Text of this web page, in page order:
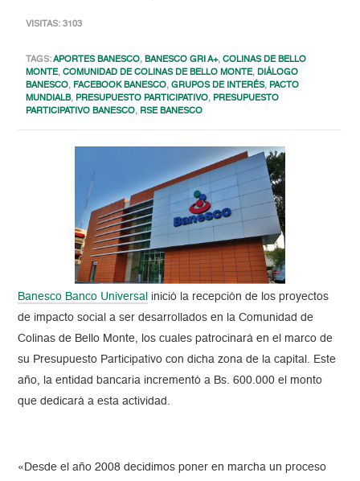
VISITAS: 3103
TAGS:APORTES BANESCO,BANESCO GRI A+,COLINAS DE BELLO
MONTE,COMUNIDAD DE COLINAS DE BELLO MONTE,DIÁLOGO
BANESCO, FACEBOOK BANESCO,GRUPOS DE INTERÉS, PACTO
MUNDIALB, PRESUPUESTO PARTICIPATIVO, PRESUPUESTO
PARTICIPATIVO BANESCO, RSE BANESCO
Banesco Banco Universal inició la recepción de los proyectos
de impacto social a ser desarrollados en la Comunidad de
Colinas de Bello Monte, los cuales patrocinará en el marco de
su Presupuesto Participativo con dicha zona de la capital. Este
año, la entidad bancaria incrementó a Bs. 600.000 el monto
que dedicará a esta actividad.
«Desde el año 2008 decidimos poner en marcha un proceso